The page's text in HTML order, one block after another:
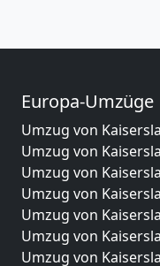
Europa-Umzüge
Umzug von
Umzug von
Umzug von
Umzug von
Umzug von
Umzug von
Umzug von